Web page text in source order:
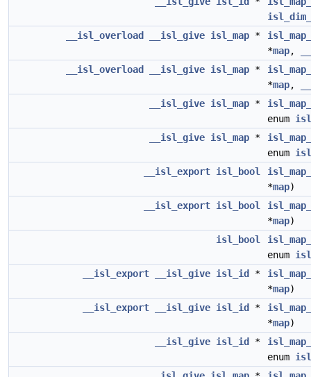
__isl_overload
__isl_give isl_map *
*map,
__isl_overload
__isl_give isl_map *
*map,
__isl_give isl_map *
enum
__isl_give isl_map *
enum
__isl_export isl_bool
*map)
__isl_export isl_bool
*map)
isl_bool
enum
__isl_export
__isl_give isl_id *
*map)
__isl_export
__isl_give isl_id *
*map)
__isl_give isl_id *
enum